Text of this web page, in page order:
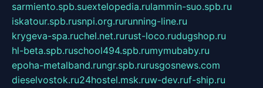
sarmiento.spb.suextelopedia.rulammin-suo.spb.ru
iskatour.spb.rusnpi.org.rurunning-line.ru
krygeva-spa.ruchel.net.rurust-loco.rudugshop.ru
hl-beta.spb.ruschool494.spb.rumymubaby.ru
epoha-metalband.rungr.spb.rurusgosnews.com
dieselvostok.ru24hostel.msk.ruw-dev.ruf-ship.ru